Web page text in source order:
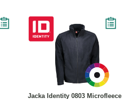
Jacka Identity 0803 Microfleece
Köp Läs mer